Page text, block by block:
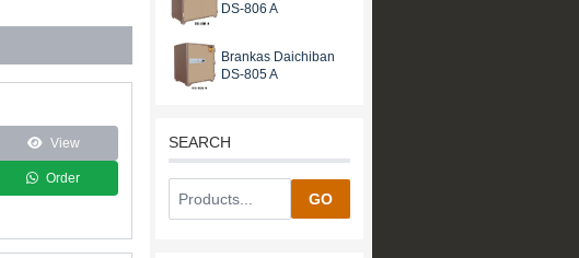
View
Order
DS-806 A
Brankas Daichiban
DS-805 A
SEARCH
GO